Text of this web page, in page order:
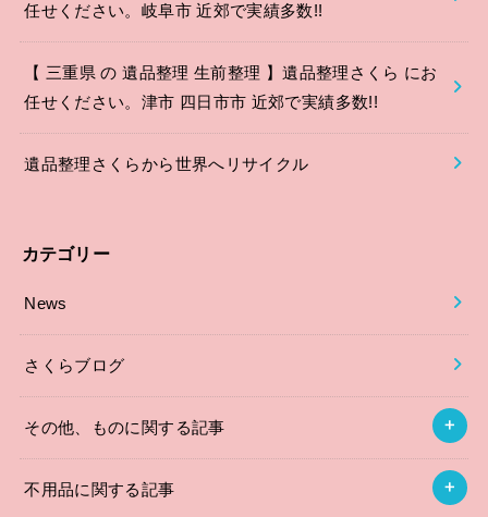
任せください。岐阜市 近郊で実績多数!!
【 三重県 の 遺品整理 生前整理 】遺品整理さくら にお
任せください。津市 四日市市 近郊で実績多数!!
遺品整理さくらから世界へリサイクル
カテゴリー
News
さくらブログ
その他、ものに関する記事
不用品に関する記事